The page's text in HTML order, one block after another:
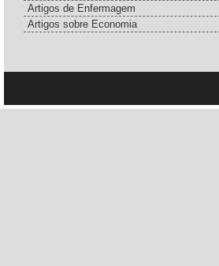
Artigos de Enfermagem
Artigos sobre Economia